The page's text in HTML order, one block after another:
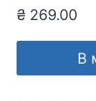
₴ 269.00
В